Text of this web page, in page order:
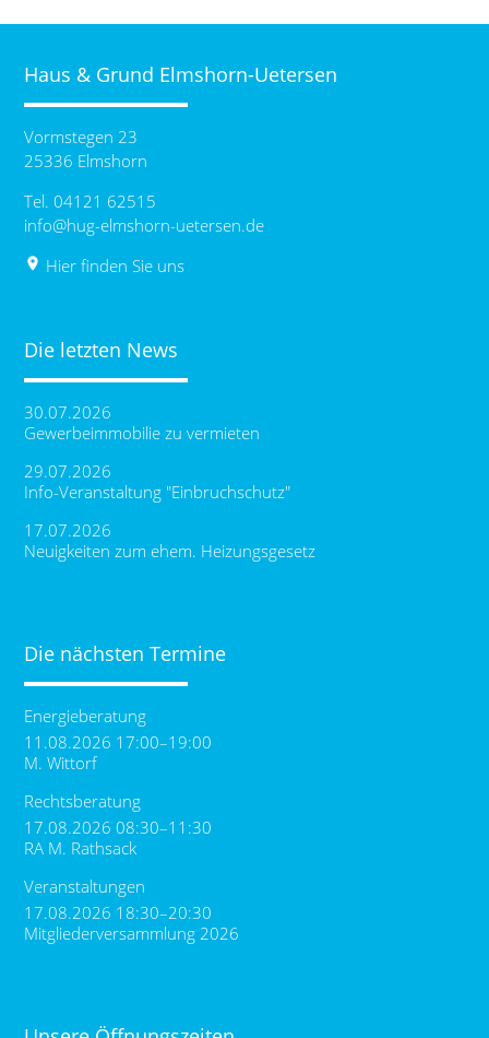
Haus & Grund Elmshorn-Uetersen
Vormstegen 23
25336 Elmshorn
Tel. 04121 62515
info@hug-elmshorn-uetersen.de
place Hier finden Sie uns
Die letzten News
30.07.2026
Gewerbeimmobilie zu vermieten
29.07.2026
Info-Veranstaltung "Einbruchschutz"
17.07.2026
Neuigkeiten zum ehem. Heizungsgesetz
Die nächsten Termine
Energieberatung
11.08.2026 17:00–19:00
M. Wittorf
Rechtsberatung
17.08.2026 08:30–11:30
RA M. Rathsack
Veranstaltungen
17.08.2026 18:30–20:30
Mitgliederversammlung 2026